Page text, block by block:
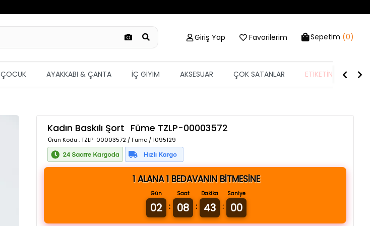
Giriş Yap Favorilerim Sepetim (0)
ÇOCUK AYAKKABI & ÇANTA İÇ GİYİM AKSESUAR ÇOK SATANLAR ETİKETİN YARISI
Kadın Baskılı Şort Füme TZLP-00003572
Ürün Kodu : TZLP-00003572 / Füme / 1095129
1 ALANA 1 BEDAVANIN BİTMESİNE
Gün
02 :
Saat
08 :
Dakika
42 :
Saniye
59